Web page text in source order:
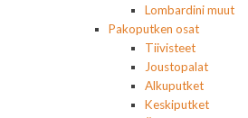
Lombardini muut
Pakoputken osat
Tiivisteet
Joustopalat
Alkuputket
Keskiputket